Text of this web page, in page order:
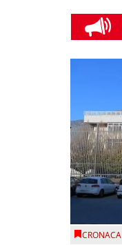
CRONACA